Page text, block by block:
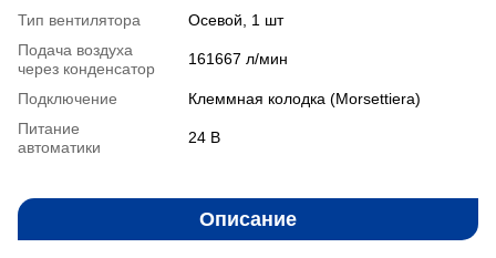
Тип вентилятора
Осевой, 1 шт
Подача воздуха
через конденсатор
161667 л/мин
Подключение
Клеммная колодка (Morsettiera)
Питание
автоматики
24 В
Описание